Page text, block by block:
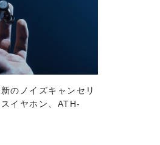
のノイズキャンセリ
イヤホン、ATH-